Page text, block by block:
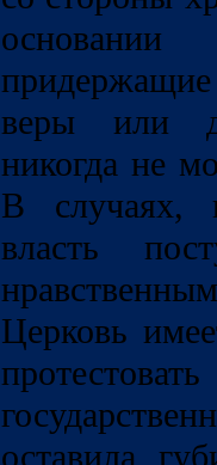
веры или
никогда не
В случаях,
власть
Церковь
оставила